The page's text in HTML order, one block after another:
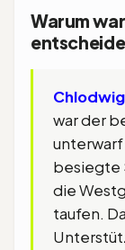
Warum
war der
besiegte
die
taufen.